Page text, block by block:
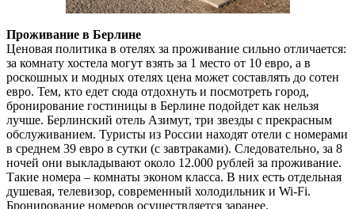
Проживание в Берлине
Ценовая политика в отелях за проживание сильно отличается:
за комнату хостела могут взять за 1 место от 10 евро, а в
роскошных и модных отелях цена может составлять до сотен
евро. Тем, кто едет сюда отдохнуть и посмотреть город,
бронирование гостиницы в Берлине подойдет как нельзя
лучше. Берлинский отель Азимут, три звезды с прекрасным
обслуживанием. Туристы из России находят отели с номерами
в среднем 39 евро в сутки (с завтраками). Следовательно, за 8
ночей они выкладывают около 12.000 рублей за проживание.
Такие номера – комнаты эконом класса. В них есть отдельная
душевая, телевизор, современный холодильник и Wi-Fi.
Бронирование номеров осуществляется заранее.